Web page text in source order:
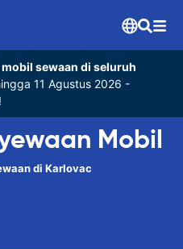
sewaan di seluruh
11 Agustus 2026 -
Mobil
di Karlovac